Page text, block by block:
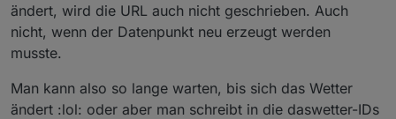
ändert, wird die URL auch nicht geschrieben. Auch
nicht, wenn der Datenpunkt neu erzeugt werden
musste.
Man kann also so lange warten, bis sich das Wetter
ändert :lol: oder aber man schreibt in die daswetter-IDs